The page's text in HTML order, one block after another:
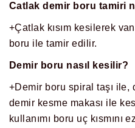
Catlak demir boru tamiri
+Çatlak kısım kesilerek
boru ile tamir edilir.
Demir boru nasıl kesilir?
+Demir boru spiral taşı ile,
demir kesme makası ile
kullanımı boru uç kısmını